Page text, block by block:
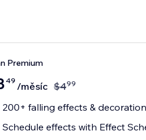
Premium
49 /měsíc $499
200+ falling effects &
Schedule effects with Effect